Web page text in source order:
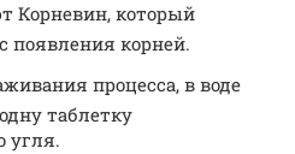
Корневин, который
появления корней.
процесса, в воде
таблетку
угля.